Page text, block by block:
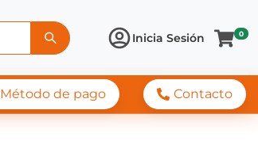
Inicia Sesión 0
Método de pago Contacto